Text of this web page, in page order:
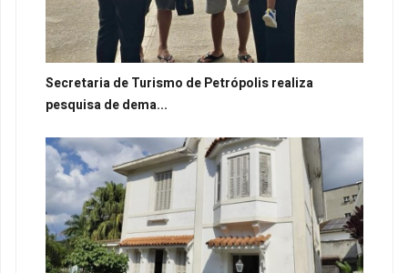
Secretaria de Turismo de Petrópolis realiza
pesquisa de dema...